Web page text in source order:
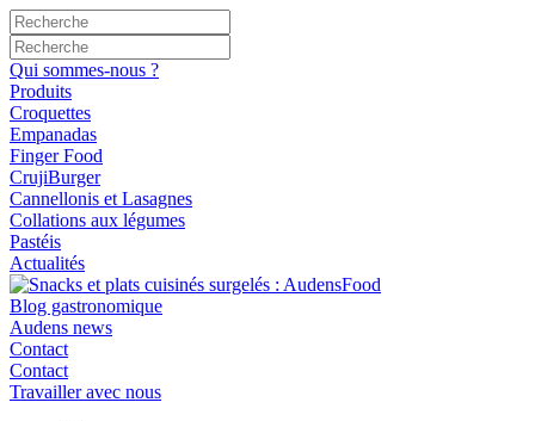
Qui sommes-nous ?
Produits
Croquettes
Empanadas
Finger Food
CrujiBurger
Cannellonis et Lasagnes
Collations aux légumes
Pastéis
Actualités
Blog gastronomique
Audens news
Contact
Contact
Travailler avec nous